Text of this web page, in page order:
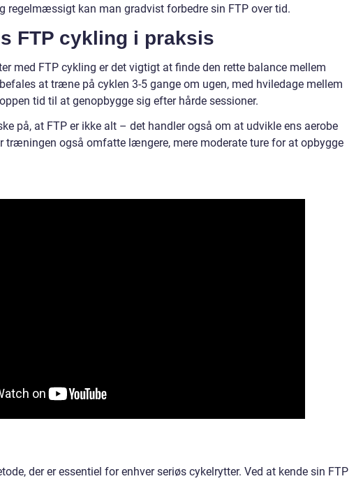
regelmæssigt kan man gradvist forbedre sin FTP over tid.
FTP cykling i praksis
med FTP cykling er det vigtigt at finde den rette balance mellem
at træne på cyklen 3-5 gange om ugen, med hviledage mellem
tid til at genopbygge sig efter hårde sessioner.
på, at FTP er ikke alt – det handler også om at udvikle ens aerobe
træningen også omfatte længere, mere moderate ture for at opbygge
der er essentiel for enhver seriøs cykelrytter. Ved at kende sin FTP